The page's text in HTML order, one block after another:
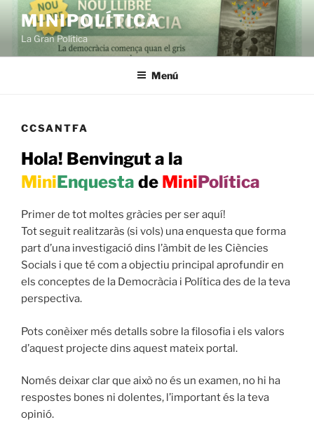
contingut
MINIPOLÍTICA
La Gran Política
Menú
CCSANTFA
Hola! Benvingut a la
MiniEnquesta de MiniPolítica
Primer de tot moltes gràcies per ser aquí!
Tot seguit realitzaràs (si vols) una enquesta que forma
part d’una investigació dins l’àmbit de les Ciències
Socials i que té com a objectiu principal aprofundir en
els conceptes de la Democràcia i Política des de la teva
perspectiva.
Pots conèixer més detalls sobre la filosofia i els valors
d’aquest projecte dins aquest mateix portal.
Només deixar clar que això no és un examen, no hi ha
respostes bones ni dolentes, l’important és la teva
opinió.